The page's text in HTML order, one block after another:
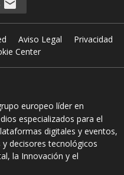
Aviso Legal
Privacidad
Center
europeo líder en
especializados para el
digitales y eventos,
decisores tecnológicos
la Innovación y el